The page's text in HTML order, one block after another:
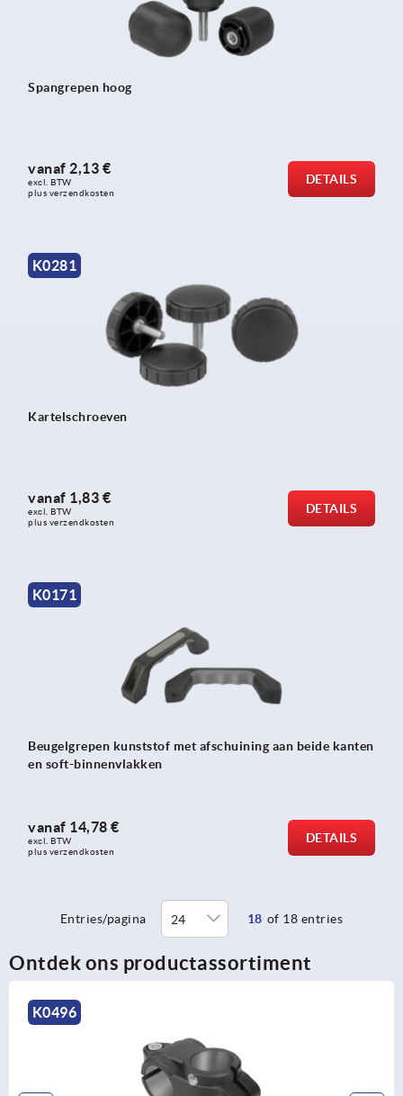
Spangrepen hoog
vanaf 2,13 €
excl. BTW
plus verzendkosten
DETAILS
K0281
Kartelschroeven
vanaf 1,83 €
excl. BTW
plus verzendkosten
DETAILS
K0171
Beugelgrepen kunststof met afschuining aan beide kanten
en soft-binnenvlakken
vanaf 14,78 €
excl. BTW
plus verzendkosten
DETAILS
Entries/pagina 18 of 18 entries
Ontdek ons productassortiment
K0496